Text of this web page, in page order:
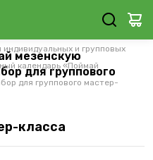
и групповых
календарь «Поймай
для группового мастер-
мезенскую
для группового
класса